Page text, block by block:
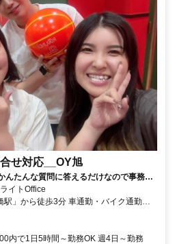
せ対応__OY旭
たんな質問に答えるだけなので事務デ
イトOffice
内で1日5時間～勤務OK 週4日～勤務